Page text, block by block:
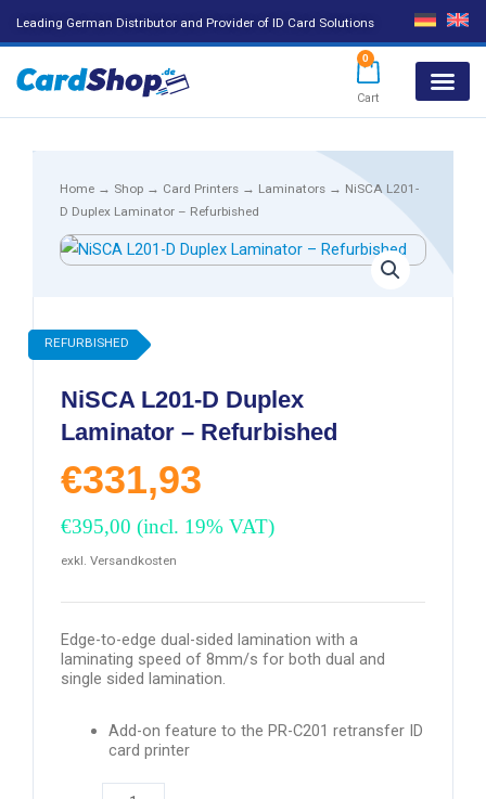
Leading German Distributor and Provider of ID Card Solutions
0
Cart
Home → Shop → Card Printers → Laminators → NiSCA L201-
D Duplex Laminator – Refurbished
REFURBISHED
NiSCA L201-D Duplex
Laminator – Refurbished
€331,93
€395,00 (incl. 19% VAT)
exkl. Versandkosten
Edge-to-edge dual-sided lamination with a
laminating speed of 8mm/s for both dual and
single sided lamination.
Add-on feature to the PR-C201 retransfer ID
card printer